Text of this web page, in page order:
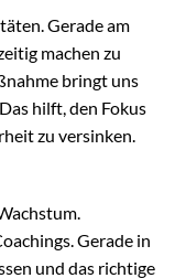
Gerade am
machen zu
bringt uns
hilft, den Fokus
zu versinken.
Gerade in
und das richtige